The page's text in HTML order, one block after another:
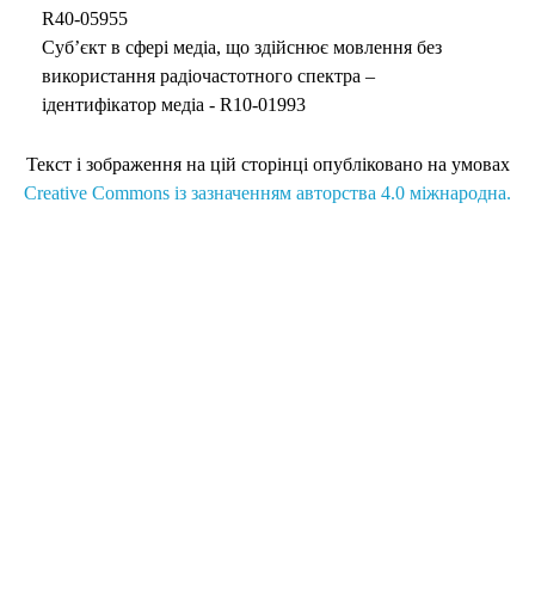
R40-05955
Суб’єкт в сфері медіа, що здійснює мовлення без
використання радіочастотного спектра –
ідентифікатор медіа - R10-01993
Текст і зображення на цій сторінці опубліковано на умовах
Creative Commons із зазначенням авторства 4.0 міжнародна.